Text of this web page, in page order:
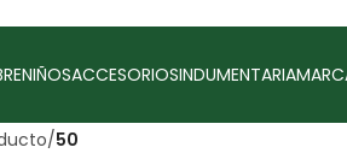
NIÑOSACCESORIOSINDUMENTARIA
/50